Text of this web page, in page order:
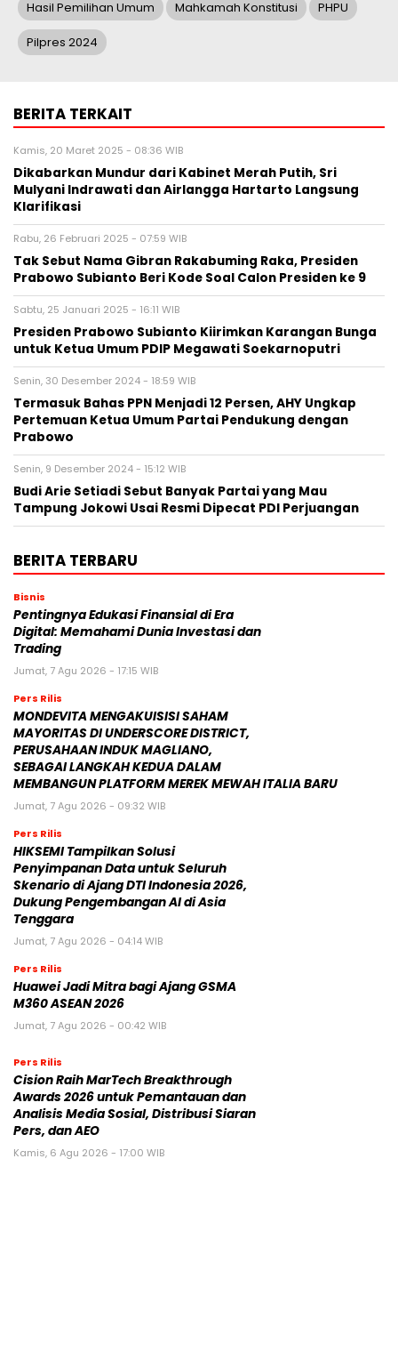
Hasil Pemilihan Umum Mahkamah Konstitusi PHPU
Pilpres 2024
BERITA TERKAIT
Kamis, 20 Maret 2025 - 08:36 WIB
Dikabarkan Mundur dari Kabinet Merah Putih, Sri
Mulyani Indrawati dan Airlangga Hartarto Langsung
Klarifikasi
Rabu, 26 Februari 2025 - 07:59 WIB
Tak Sebut Nama Gibran Rakabuming Raka, Presiden
Prabowo Subianto Beri Kode Soal Calon Presiden ke 9
Sabtu, 25 Januari 2025 - 16:11 WIB
Presiden Prabowo Subianto Kiirimkan Karangan Bunga
untuk Ketua Umum PDIP Megawati Soekarnoputri
Senin, 30 Desember 2024 - 18:59 WIB
Termasuk Bahas PPN Menjadi 12 Persen, AHY Ungkap
Pertemuan Ketua Umum Partai Pendukung dengan
Prabowo
Senin, 9 Desember 2024 - 15:12 WIB
Budi Arie Setiadi Sebut Banyak Partai yang Mau
Tampung Jokowi Usai Resmi Dipecat PDI Perjuangan
BERITA TERBARU
Bisnis
Pentingnya Edukasi Finansial di Era
Digital: Memahami Dunia Investasi dan
Trading
Jumat, 7 Agu 2026 - 17:15 WIB
Pers Rilis
MONDEVITA MENGAKUISISI SAHAM
MAYORITAS DI UNDERSCORE DISTRICT,
PERUSAHAAN INDUK MAGLIANO,
SEBAGAI LANGKAH KEDUA DALAM
MEMBANGUN PLATFORM MEREK MEWAH ITALIA BARU
Jumat, 7 Agu 2026 - 09:32 WIB
Pers Rilis
HIKSEMI Tampilkan Solusi
Penyimpanan Data untuk Seluruh
Skenario di Ajang DTI Indonesia 2026,
Dukung Pengembangan AI di Asia
Tenggara
Jumat, 7 Agu 2026 - 04:14 WIB
Pers Rilis
Huawei Jadi Mitra bagi Ajang GSMA
M360 ASEAN 2026
Jumat, 7 Agu 2026 - 00:42 WIB
Pers Rilis
Cision Raih MarTech Breakthrough
Awards 2026 untuk Pemantauan dan
Analisis Media Sosial, Distribusi Siaran
Pers, dan AEO
Kamis, 6 Agu 2026 - 17:00 WIB